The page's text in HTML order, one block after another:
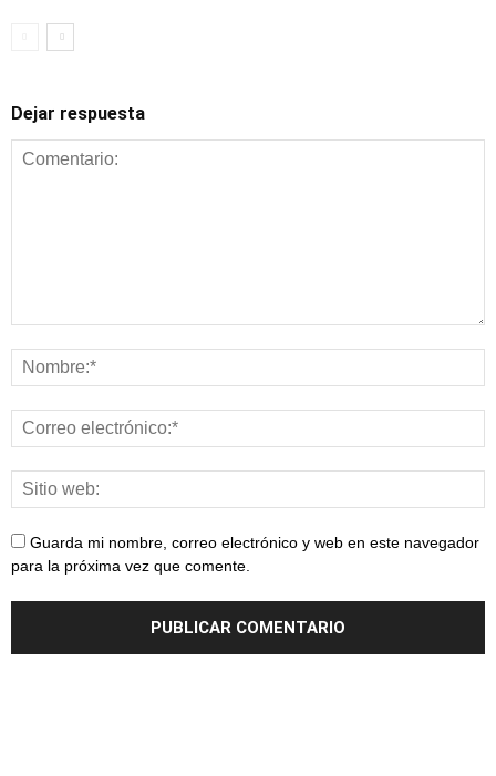
Salud
Dejar respuesta
Guarda mi nombre, correo electrónico y web en este navegador
para la próxima vez que comente.